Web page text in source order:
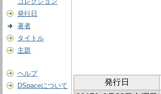
発行日
著者
タイトル
主題
ヘルプ
DSpaceについて
発行日